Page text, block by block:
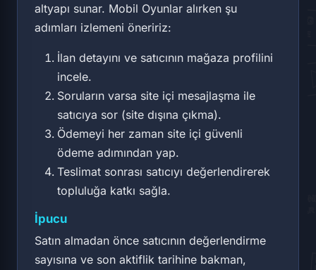
altyapı sunar. Mobil Oyunlar alırken şu
adımları izlemeni öneririz:
İlan detayını ve satıcının mağaza profilini
incele.
Soruların varsa site içi mesajlaşma ile
satıcıya sor (site dışına çıkma).
Ödemeyi her zaman site içi güvenli
ödeme adımından yap.
Teslimat sonrası satıcıyı değerlendirerek
topluluğa katkı sağla.
İpucu
Satın almadan önce satıcının değerlendirme
sayısına ve son aktiflik tarihine bakman,